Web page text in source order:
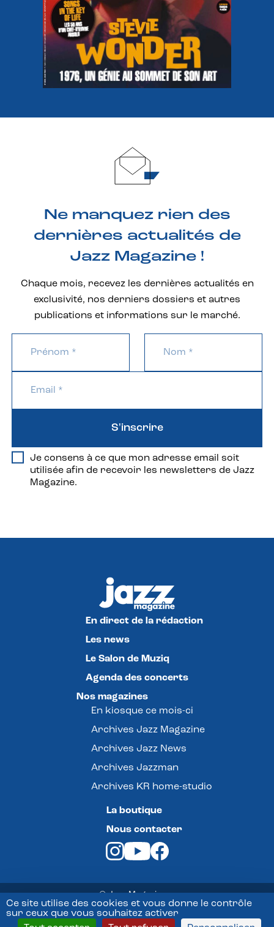
Ce site utilise des cookies et vous donne le contrôle
sur ceux que vous souhaitez activer
Ne manquez rien des
dernières actualités de
Jazz Magazine !
Chaque mois, recevez les dernières actualités en
exclusivité, nos derniers dossiers et autres
publications et informations sur le marché.
Je consens à ce que mon adresse email soit
utilisée afin de recevoir les newsletters de Jazz
Magazine.
S'inscrire
En direct de la rédaction
Les news
Le Salon de Muziq
Agenda des concerts
Nos magazines
En kiosque ce mois-ci
Archives Jazz Magazine
Archives Jazz News
Archives Jazzman
Archives KR home-studio
La boutique
Nous contacter
© Jazz Magazine -
Mentions légales